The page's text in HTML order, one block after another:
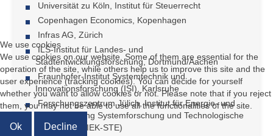
Universität zu Köln, Institut für Steuerrecht
Copenhagen Economics, Kopenhagen
Infras AG, Zürich
ILS-Institut für Landes- und
Stadtentwicklungsforschung, Dortmund/Aachen
Fraunhofer-Institut Systemtechnik und
Innovationsforschung (ISI), Karlsruhe
Forschungszentrum Jülich, Institut für Energie- und
Klimaforschung Systemforschung und Technologische
Entwicklung (IEK-STE)
We use cookies
We use cookies on our website. Some of them are essential for the
operation of the site, while others help us to improve this site and the
user experience (tracking cookies). You can decide for yourself
whether you want to allow cookies or not. Please note that if you reject
them, you may not be able to use all the functionalities of the site.
Ok Decline